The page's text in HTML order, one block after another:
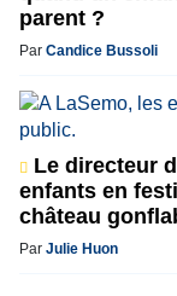
parent ?
Par Candice Bussoli
Le directeur
enfants en
château
Par Julie Huon